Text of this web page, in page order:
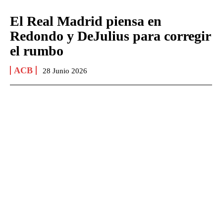
El Real Madrid piensa en
Redondo y DeJulius para corregir
el rumbo
ACB 28 Junio 2026